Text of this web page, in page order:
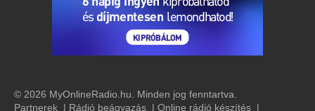
© 2026 MyOnlineRadio.hu. Minden jog fenntartva.
Partnerek | Rádió beágyazás | Online rádió készítés |